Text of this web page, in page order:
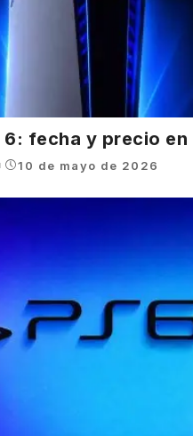
fecha y precio en
10 de mayo de 2026